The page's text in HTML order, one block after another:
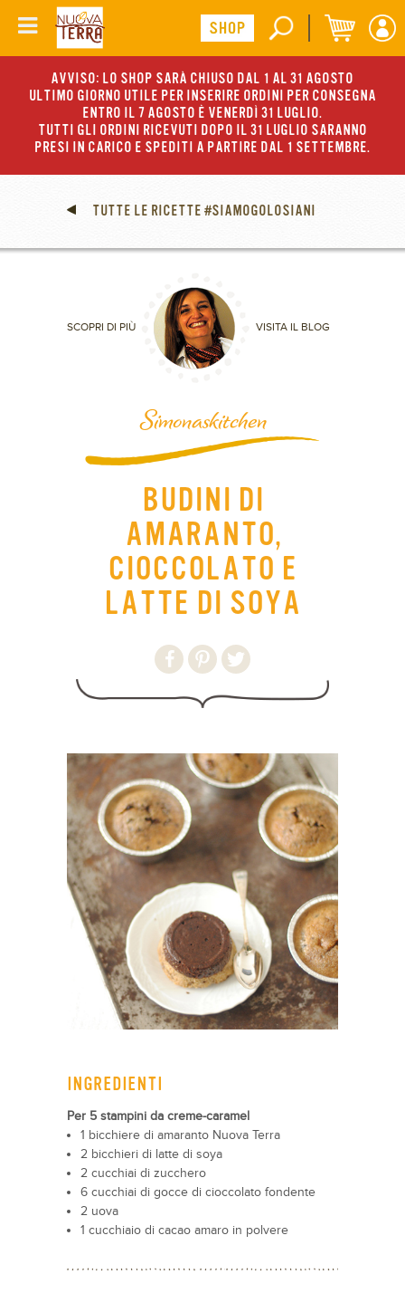
AVVISO: LO SHOP SARÀ CHIUSO DAL 1 AL 31 AGOSTO
ULTIMO GIORNO UTILE PER INSERIRE ORDINI PER CONSEGNA
ENTRO IL 7 AGOSTO È VENERDÌ 31 LUGLIO.
TUTTI GLI ORDINI RICEVUTI DOPO IL 31 LUGLIO SARANNO
PRESI IN CARICO E SPEDITI A PARTIRE DAL 1 SETTEMBRE.
TUTTE LE RICETTE #SIAMOGOLOSIANI
SCOPRI DI PIÙ VISITA IL BLOG
Simonaskitchen
BUDINI DI
AMARANTO,
CIOCCOLATO E
LATTE DI SOYA
INGREDIENTI
Per 5 stampini da creme-caramel
1 bicchiere di amaranto Nuova Terra
2 bicchieri di latte di soya
2 cucchiai di zucchero
6 cucchiai di gocce di cioccolato fondente
2 uova
1 cucchiaio di cacao amaro in polvere